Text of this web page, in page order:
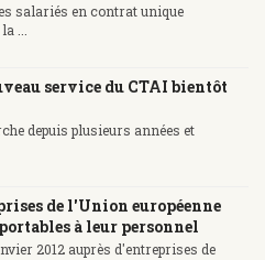
salariés en contrat unique
...
service du CTAI bientôt
depuis plusieurs années et
de l'Union européenne
à leur personnel
2012 auprès d'entreprises de